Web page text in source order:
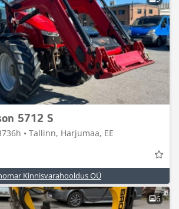
5712 S
• Tallinn, Harjumaa, EE
Kinnisvarahooldus OÜ
6